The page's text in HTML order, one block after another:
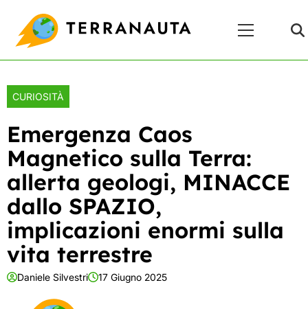
content
Principale
CURIOSITÀ
Emergenza Caos
Magnetico sulla Terra:
allerta geologi, MINACCE
dallo SPAZIO,
implicazioni enormi sulla
vita terrestre
Daniele Silvestri 17 Giugno 2025